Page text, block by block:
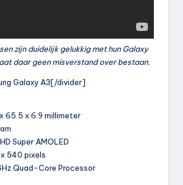
zijn duidelijk gelukkig met hun Galaxy
daar geen misverstand over bestaan.
Galaxy A3[/divider]
65.5 x 6.9 millimeter
Super AMOLED
540 pixels
Quad-Core Processor